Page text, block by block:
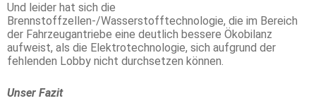
Und leider hat sich die
Brennstoffzellen-/Wasserstofftechnologie, die im Bereich
der Fahrzeugantriebe eine deutlich bessere Ökobilanz
aufweist, als die Elektrotechnologie, sich aufgrund der
fehlenden Lobby nicht durchsetzen können.
Unser Fazit